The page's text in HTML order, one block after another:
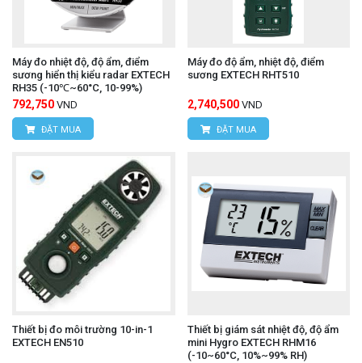
Máy đo nhiệt độ, độ ẩm, điểm
sương hiển thị kiểu radar EXTECH
RH35 (-10℃~60°C, 10-99%)
792,750 VND
ĐẶT MUA
Máy đo độ ẩm, nhiệt độ, điểm
sương EXTECH RHT510
2,740,500 VND
ĐẶT MUA
Thiết bị đo môi trường 10-in-1
EXTECH EN510
Thiết bị giám sát nhiệt độ, độ ẩm
mini Hygro EXTECH RHM16
(-10~60°C, 10%~99% RH)